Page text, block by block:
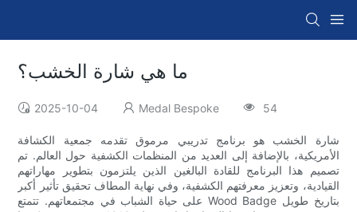
ما هي شارة الخشب؟
2025-10-04 Medal Bespoke 54
شارة الخشب هو برنامج تدريبي مرموق تقدمه جمعية الكشافة
الأمريكية، بالإضافة إلى العديد من المنظمات الكشفية حول العالم. تم
تصميم هذا البرنامج للقادة البالغين الذين يلتزمون بتطوير مهاراتهم
القيادية، وتعزيز معرفتهم الكشفية، وفي نهاية المطاف تحقيق تأثير أكبر
على حياة الشباب في مجتمعاتهم. تتمتع Wood Badge بتاريخ طويل